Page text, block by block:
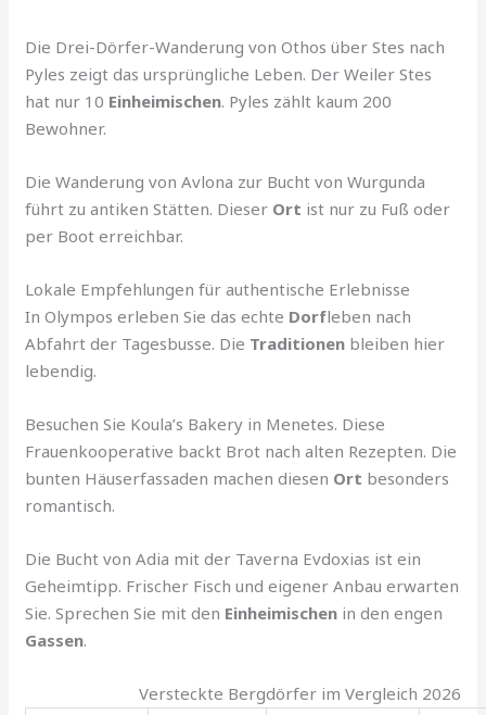
Die Drei-Dörfer-Wanderung von Othos über Stes nach
Pyles zeigt das ursprüngliche Leben. Der Weiler Stes
hat nur 10 Einheimischen. Pyles zählt kaum 200
Bewohner.
Die Wanderung von Avlona zur Bucht von Wurgunda
führt zu antiken Stätten. Dieser Ort ist nur zu Fuß oder
per Boot erreichbar.
Lokale Empfehlungen für authentische Erlebnisse
In Olympos erleben Sie das echte Dorfleben nach
Abfahrt der Tagesbusse. Die Traditionen bleiben hier
lebendig.
Besuchen Sie Koula’s Bakery in Menetes. Diese
Frauenkooperative backt Brot nach alten Rezepten. Die
bunten Häuserfassaden machen diesen Ort besonders
romantisch.
Die Bucht von Adia mit der Taverna Evdoxias ist ein
Geheimtipp. Frischer Fisch und eigener Anbau erwarten
Sie. Sprechen Sie mit den Einheimischen in den engen
Gassen.
Versteckte Bergdörfer im Vergleich 2026